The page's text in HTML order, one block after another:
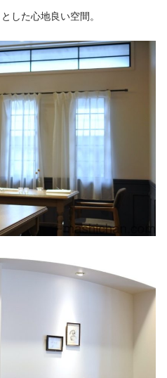
した心地良い空間。